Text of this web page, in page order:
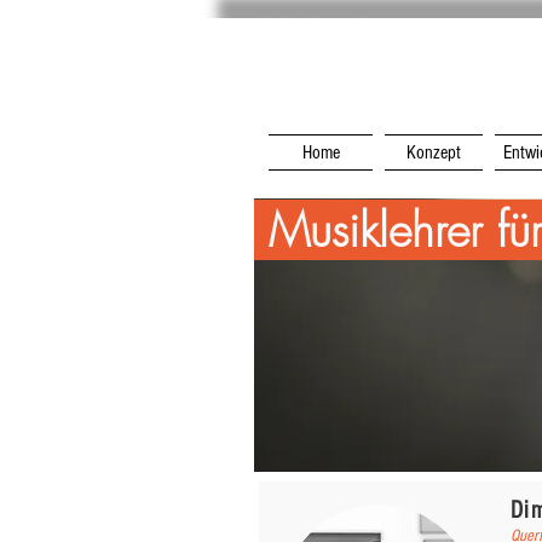
Home Konzept
Musiklehrer